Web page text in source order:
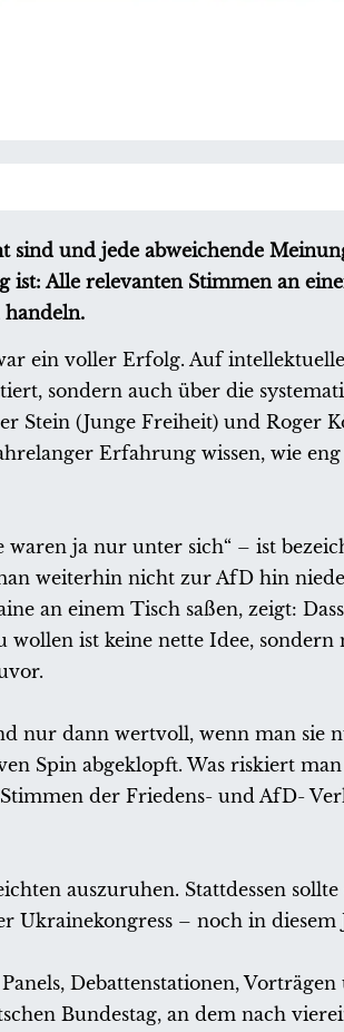
sind und jede abweichende
ist: Alle relevanten Stimmen an
handeln.
ein voller Erfolg. Auf
sondern auch über die
Stein (Junge Freiheit) und Roger
Erfahrung wissen, wie
ja nur unter sich“ – ist
weiterhin nicht zur AfD hin
an einem Tisch saßen, zeigt:
ist keine nette Idee, sondern
nur dann wertvoll, wenn man sie
Spin abgeklopft. Was riskiert man
der Friedens- und AfD-
auszuruhen. Stattdessen
Ukrainekongress – noch in diesem
Debattenstationen,
Bundestag, an dem nach